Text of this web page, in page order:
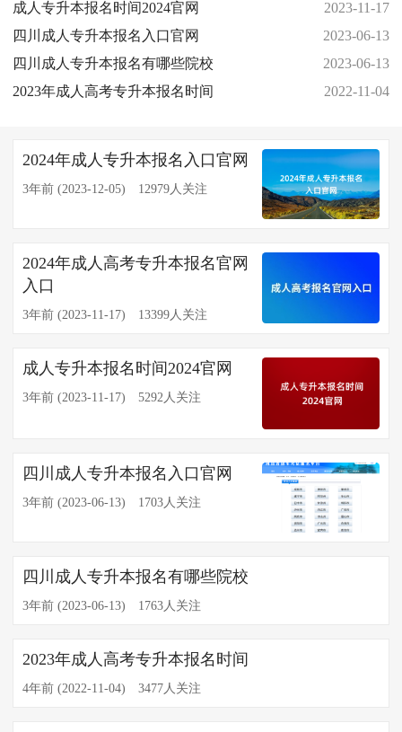
成人专升本报名时间2024官网
2023-11-17
四川成人专升本报名入口官网
2023-06-13
四川成人专升本报名有哪些院校
2023-06-13
2023年成人高考专升本报名时间
2022-11-04
2024年成人专升本报名入口官网
3年前 (2023-12-05) 12979人关注
2024年成人高考专升本报名官网
入口
3年前 (2023-11-17) 13399人关注
成人专升本报名时间2024官网
3年前 (2023-11-17) 5292人关注
四川成人专升本报名入口官网
3年前 (2023-06-13) 1703人关注
四川成人专升本报名有哪些院校
3年前 (2023-06-13) 1763人关注
2023年成人高考专升本报名时间
4年前 (2022-11-04) 3477人关注